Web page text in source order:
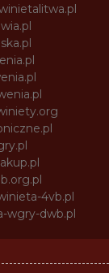
4vb.pl
wgry-dwb.pl